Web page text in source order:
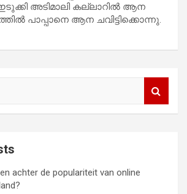
ഇടുക്കി അടിമാലി കല്ലാറില്‍ ആന
പാപ്പാനെ ആന ചവിട്ടിക്കൊന്നു.
achter de populariteit van online